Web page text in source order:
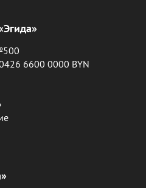
6600 0000 BYN